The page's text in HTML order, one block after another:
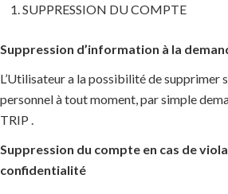
SUPPRESSION DU COMPTE
Suppression d’information à la
L’Utilisateur a la possibilité de supprimer
personnel à tout moment, par simple
TRIP .
Suppression du compte en cas de
confidentialité